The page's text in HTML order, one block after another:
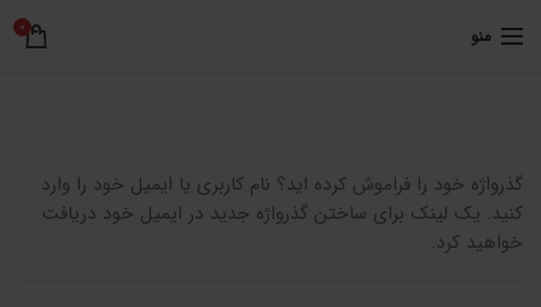
منو 0
گذرواژه خود را فراموش کرده اید؟ نام کاربری یا ایمیل خود را وارد
کنید. یک لینک برای ساختن گذرواژه جدید در ایمیل خود دریافت
خواهید کرد.